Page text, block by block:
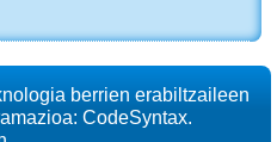
berrien erabiltzaileen
CodeSyntax.